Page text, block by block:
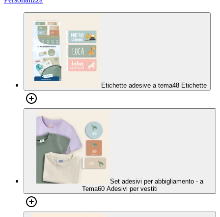
Etichette adesive a tema48 Etichette
Set adesivi per abbigliamento - a
Tema60 Adesivi per vestiti